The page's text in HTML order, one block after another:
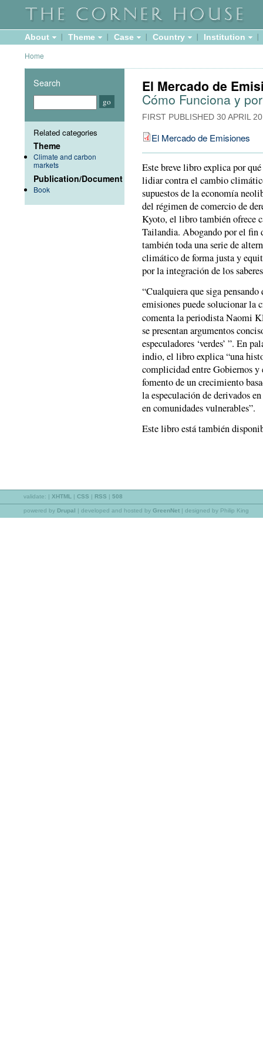
About Theme Case Country Institution
Home
El Mercado de
Cómo Funciona y
FIRST PUBLISHED 30 APRIL
El Mercado de Emisiones
Este breve libro explica por
lidiar contra el cambio
supuestos de la economía
del régimen de comercio de
Kyoto, el libro también ofrece
Tailandia. Abogando por el fin
también toda una serie de
climático de forma justa y
por la integración de los
“Cualquiera que siga
emisiones puede solucionar la
comenta la periodista Naomi
se presentan argumentos
especuladores ‘verdes’ ”. En
indio, el libro explica “una
complicidad entre Gobiernos y
fomento de un crecimiento
la especulación de derivados
en comunidades vulnerables”.
Este libro está también
Search
Related categories
Theme
Climate and carbon
markets
Publication/Document
Book
validate: | XHTML | CSS | RSS | 508
powered by Drupal | developed and hosted by GreenNet | designed by Philip King